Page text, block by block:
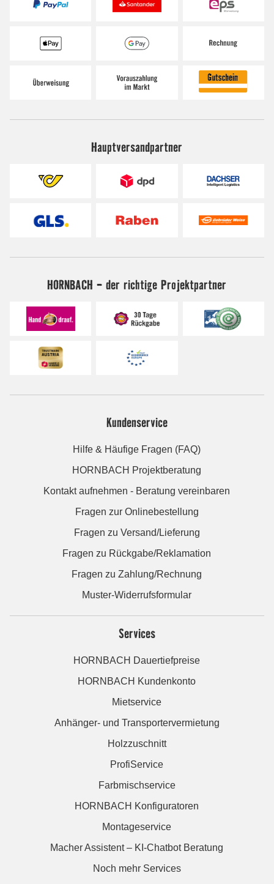
Hauptversandpartner
HORNBACH - der richtige Projektpartner
Kundenservice
Hilfe & Häufige Fragen (FAQ)
HORNBACH Projektberatung
Kontakt aufnehmen - Beratung vereinbaren
Fragen zur Onlinebestellung
Fragen zu Versand/Lieferung
Fragen zu Rückgabe/Reklamation
Fragen zu Zahlung/Rechnung
Muster-Widerrufsformular
Services
HORNBACH Dauertiefpreise
HORNBACH Kundenkonto
Mietservice
Anhänger- und Transportervermietung
Holzzuschnitt
ProfiService
Farbmischservice
HORNBACH Konfiguratoren
Montageservice
Macher Assistent – KI-Chatbot Beratung
Noch mehr Services